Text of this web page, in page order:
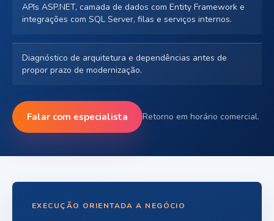
APIs ASP.NET, camada de dados com Entity Framework e
integrações com SQL Server, filas e serviços internos.
Diagnóstico de arquitetura e dependências antes de
propor prazo de modernização.
Falar com especialista Retorno em horário comercial.
EXECUÇÃO ORIENTADA A NEGÓCIO